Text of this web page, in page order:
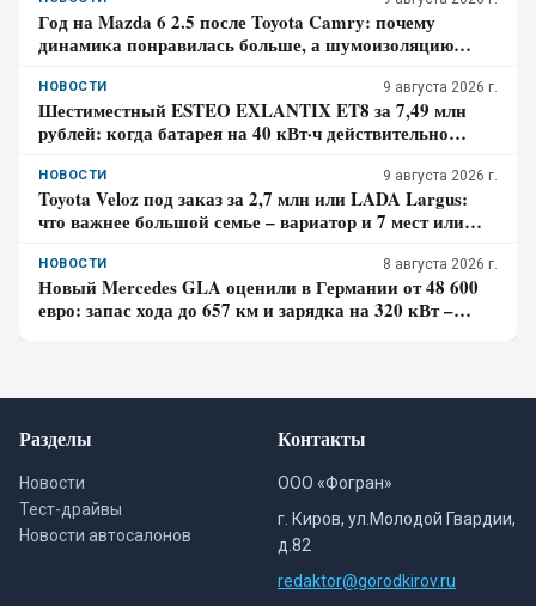
Год на Mazda 6 2.5 после Toyota Camry: почему
динамика понравилась больше, а шумоизоляцию
НОВОСТИ 9 августа 2026 г.
Шестиместный ESTEO EXLANTIX ET8 за 7,49 млн
рублей: когда батарея на 40 кВт·ч действительно
НОВОСТИ 9 августа 2026 г.
Toyota Veloz под заказ за 2,7 млн или LADA Largus:
что важнее большой семье – вариатор и 7 мест или
НОВОСТИ 8 августа 2026 г.
Новый Mercedes GLA оценили в Германии от 48 600
евро: запас хода до 657 км и зарядка на 320 кВт –
Разделы
Новости
Тест-драйвы
Новости автосалонов
Контакты
ООО «Фогран»
г. Киров, ул.Молодой Гвардии,
д.82
redaktor@gorodkirov.ru